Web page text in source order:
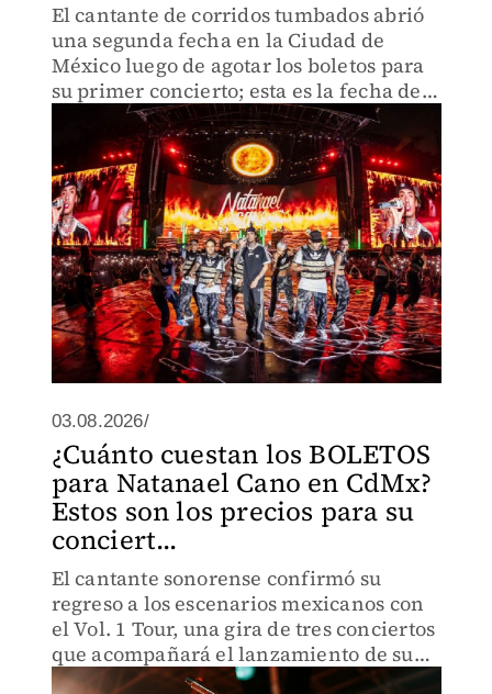
El cantante de corridos tumbados abrió
una segunda fecha en la Ciudad de
México luego de agotar los boletos para
su primer concierto; esta es la fecha de
preventa y los precios.
03.08.2026/
¿Cuánto cuestan los BOLETOS
para Natanael Cano en CdMx?
Estos son los precios para su
conciert...
El cantante sonorense confirmó su
regreso a los escenarios mexicanos con
el Vol. 1 Tour, una gira de tres conciertos
que acompañará el lanzamiento de su
próximo álbum de estudio.